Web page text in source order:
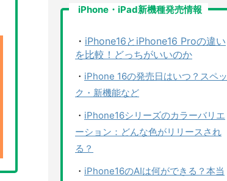
iPhone・iPad新機種発売情報
・ iPhone16とiPhone16 Proの違い
を比較！どっちがいいのか
・ iPhone 16の発売日はいつ？スペッ
ク・新機能など
・ iPhone16シリーズのカラーバリエ
ーション：どんな色がリリースされ
る？
・ iPhone16のAIは何ができる？本当